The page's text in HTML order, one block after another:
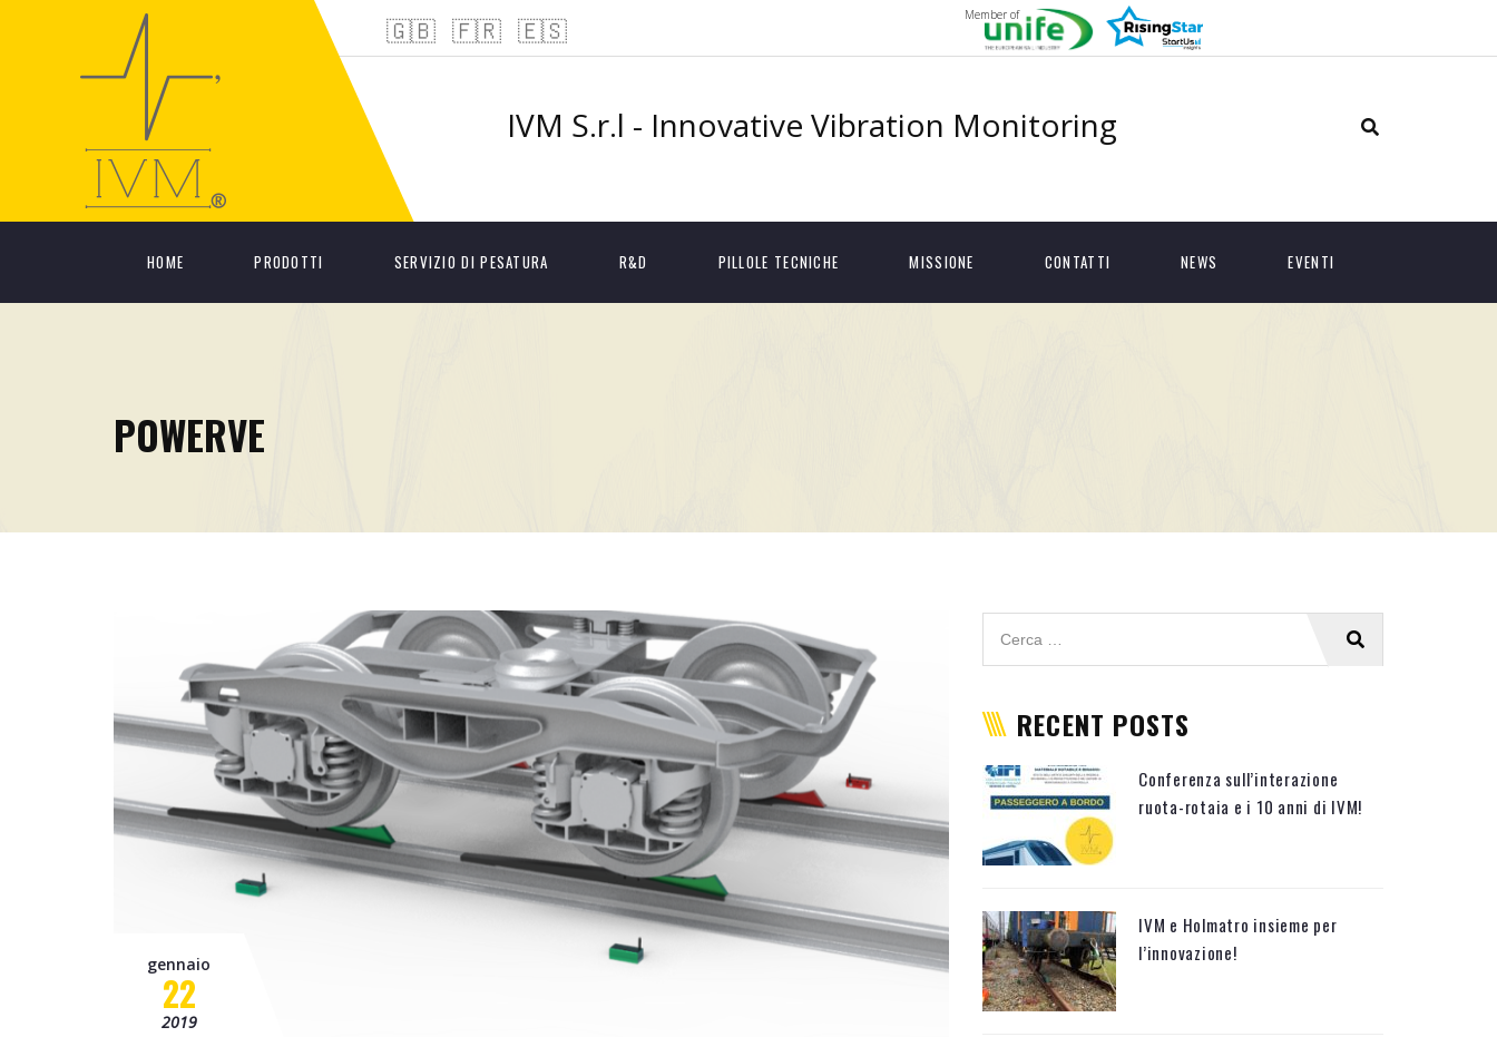
🇬🇧 🇫🇷 🇪🇸 Member of
IVM S.r.l - Innovative Vibration Monitoring
HOME PRODOTTI SERVIZIO DI PESATURA R&D PILLOLE TECNICHE MISSIONE CONTATTI NEWS EVENTI
POWERVE
gennaio
22
2019
RECENT POSTS
Conferenza sull’interazione
ruota-rotaia e i 10 anni di IVM!
IVM e Holmatro insieme per
l’innovazione!